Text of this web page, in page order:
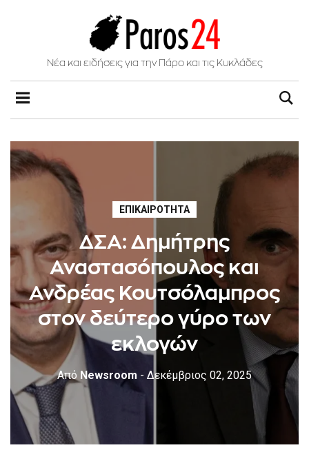
Νέα και ειδήσεις για την Πάρο και τις Κυκλάδες
ΕΠΙΚΑΙΡΌΤΗΤΑ
ΔΣΑ: Δημήτρης
Αναστασόπουλος και
Ανδρέας Κουτσόλαμπρος
στον δεύτερο γύρο των
εκλογών
Από Newsroom - Δεκέμβριος 02, 2025